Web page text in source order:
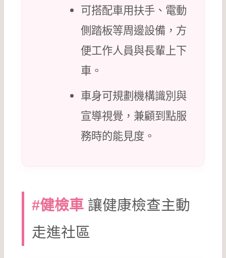
可搭配車用扶手、電動
側踏板等周邊設備，方
便工作人員與長輩上下
車。
車身可規劃機構識別與
宣導視覺，兼顧到點服
務時的能見度。
#健檢車 讓健康檢查主動
走進社區